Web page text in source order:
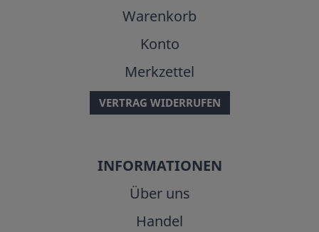
Warenkorb
Konto
Merkzettel
VERTRAG WIDERRUFEN
INFORMATIONEN
Über uns
Handel